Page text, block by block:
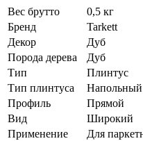
Вес брутто
0,5 кг
Бренд
Tarkett
Декор
Дуб
Порода дерева
Дуб
Тип
Плинтус
Тип плинтуса
Напольный
Профиль
Прямой
Вид
Широкий
Применение
Для